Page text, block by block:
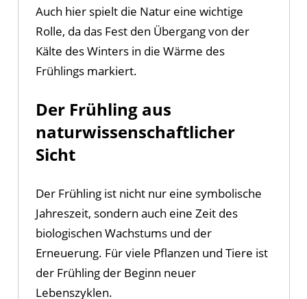
Auch hier spielt die Natur eine wichtige
Rolle, da das Fest den Übergang von der
Kälte des Winters in die Wärme des
Frühlings markiert.
Der Frühling aus
naturwissenschaftlicher
Sicht
Der Frühling ist nicht nur eine symbolische
Jahreszeit, sondern auch eine Zeit des
biologischen Wachstums und der
Erneuerung. Für viele Pflanzen und Tiere ist
der Frühling der Beginn neuer
Lebenszyklen.